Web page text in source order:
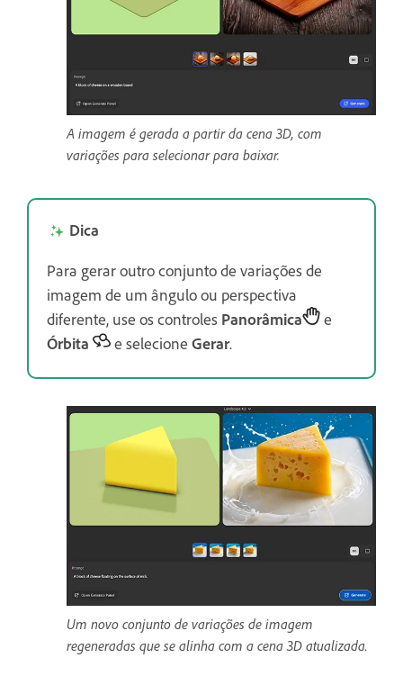
A imagem é gerada a partir da cena 3D, com
variações para selecionar para baixar.
Dica
Para gerar outro conjunto de variações de
imagem de um ângulo ou perspectiva
diferente, use os controles Panorâmica
e
Órbita
e selecione Gerar.
Um novo conjunto de variações de imagem
regeneradas que se alinha com a cena 3D atualizada.